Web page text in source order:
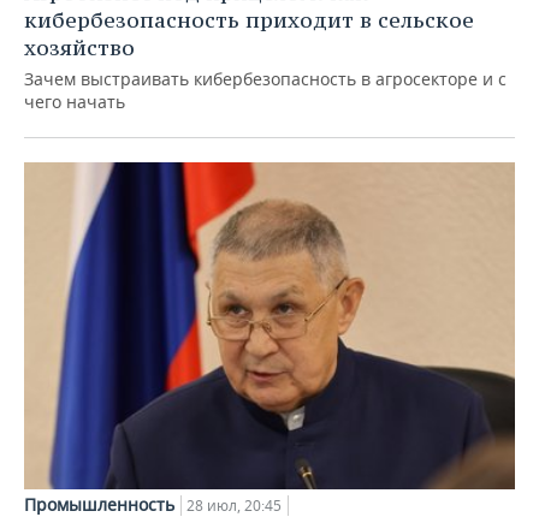
кибербезопасность приходит в сельское
хозяйство
Зачем выстраивать кибербезопасность в агросекторе и с
чего начать
Промышленность 28 июл, 20:45